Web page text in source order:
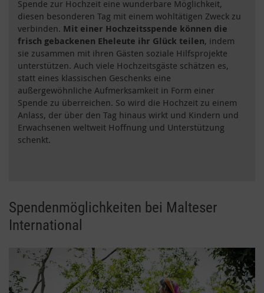
Spende zur Hochzeit eine wunderbare Möglichkeit,
diesen besonderen Tag mit einem wohltätigen Zweck zu
verbinden. Mit einer Hochzeitsspende können die
frisch gebackenen Eheleute ihr Glück teilen, indem
sie zusammen mit ihren Gästen soziale Hilfsprojekte
unterstützen. Auch viele Hochzeitsgäste schätzen es,
statt eines klassischen Geschenks eine
außergewöhnliche Aufmerksamkeit in Form einer
Spende zu überreichen. So wird die Hochzeit zu einem
Anlass, der über den Tag hinaus wirkt und Kindern und
Erwachsenen weltweit Hoffnung und Unterstützung
schenkt.
Spendenmöglichkeiten bei Malteser
International